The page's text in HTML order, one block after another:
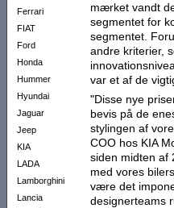
Ferrari
FIAT
Ford
Honda
Hummer
Hyundai
Jaguar
Jeep
KIA
LADA
Lamborghini
Lancia
mærket vandt
segmentet for
segmentet.
andre kriterier,
var et af de
"Disse nye
bevis på de
stylingen af
COO hos KIA
siden midten af
med vores
være det
designerteams